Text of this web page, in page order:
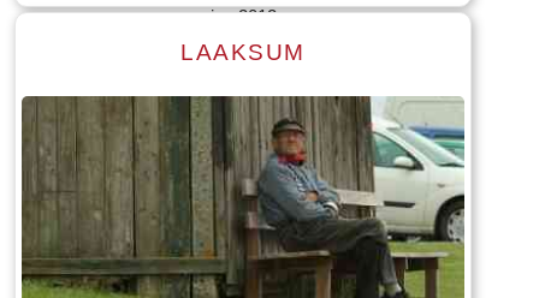
jun 2012
Lees meer
LAAKSUM